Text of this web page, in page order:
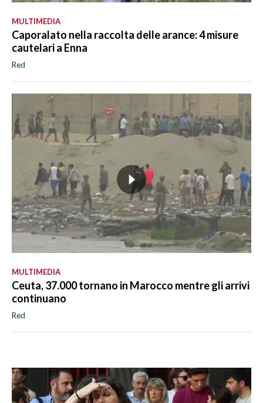
MULTIMEDIA
Caporalato nella raccolta delle arance: 4 misure
cautelari a Enna
Red
MULTIMEDIA
Ceuta, 37.000 tornano in Marocco mentre gli arrivi
continuano
Red